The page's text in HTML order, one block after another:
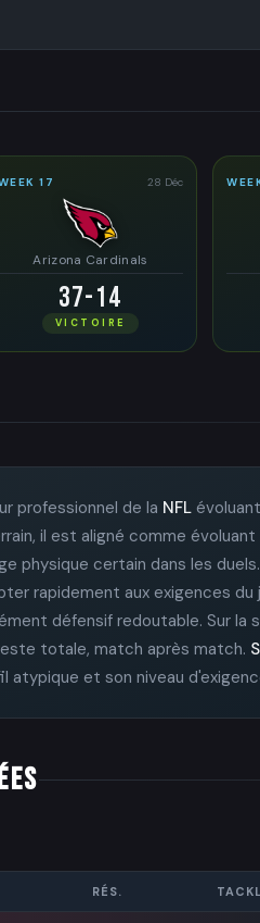
17 28 Déc
Arizona Cardinals
37-14
VICTOIRE
professionnel de la NFL
il est aligné comme
physique certain dans les
rapidement aux exigences
défensif redoutable. Sur la
totale, match après match.
atypique et son niveau
RÉS.